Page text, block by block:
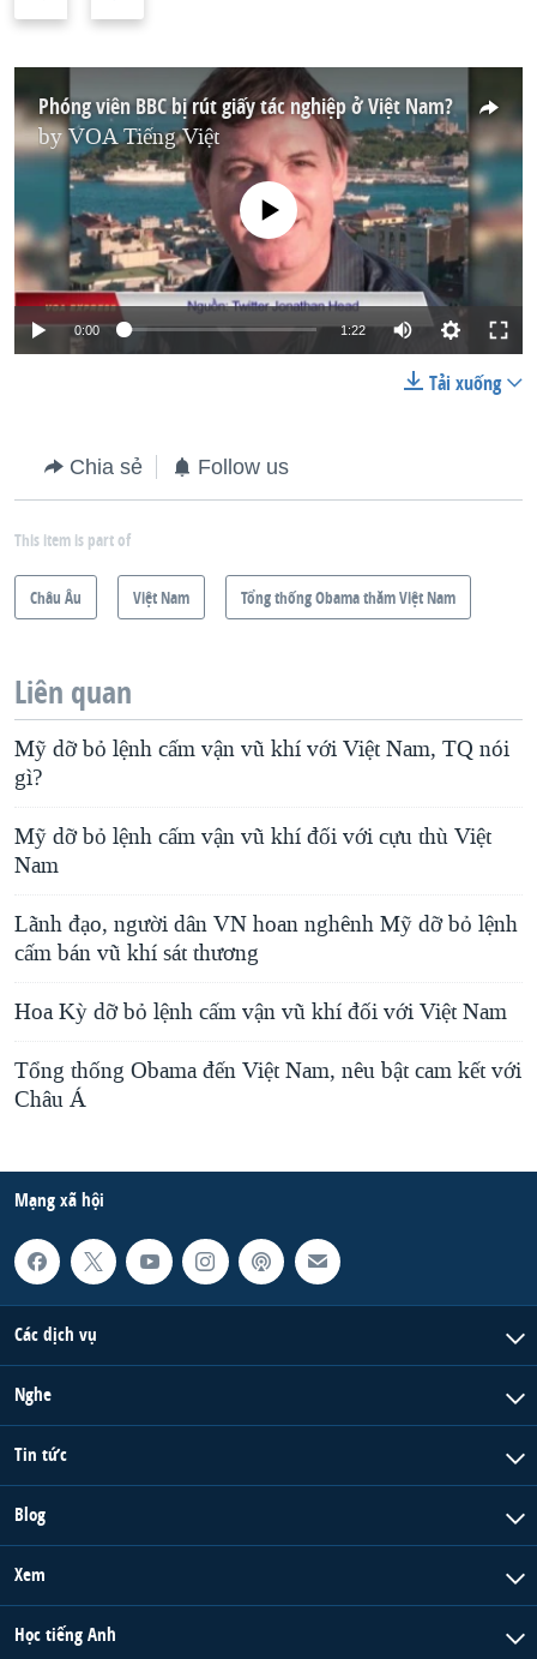
r
v
i
o
s
s
l
e
s
l
d
e
Phóng viên BBC bị rút giấy tác nghiệp ở Việt Nam?
byVOA Tiếng Việt
No media source currently available
0:00 1:22
Tải xuống
Chia sẻ Follow us
This item is part of
Châu Âu Việt Nam Tổng thống Obama thăm Việt Nam
Liên quan
Mỹ dỡ bỏ lệnh cấm vận vũ khí với Việt Nam, TQ nói
gì?
Mỹ dỡ bỏ lệnh cấm vận vũ khí đối với cựu thù Việt
Nam
Lãnh đạo, người dân VN hoan nghênh Mỹ dỡ bỏ lệnh
cấm bán vũ khí sát thương
Hoa Kỳ dỡ bỏ lệnh cấm vận vũ khí đối với Việt Nam
Tổng thống Obama đến Việt Nam, nêu bật cam kết với
Châu Á
Mạng xã hội
Các dịch vụ
Nghe
Tin tức
Blog
Xem
Học tiếng Anh